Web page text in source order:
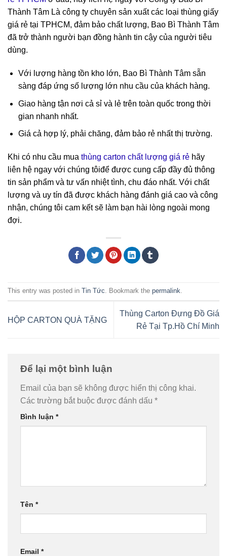
Thành Tâm Là công ty chuyên sản xuất các loại thùng giấy
giá rẻ tại TPHCM, đảm bảo chất lượng, Bao Bì Thành Tâm
đã trở thành người bạn đồng hành tin cậy của người tiêu
dùng.
Với lượng hàng tồn kho lớn, Bao Bì Thành Tâm sẵn
sàng đáp ứng số lượng lớn nhu cầu của khách hàng.
Giao hàng tận nơi cả sỉ và lẻ trên toàn quốc trong thời
gian nhanh nhất.
Giá cả hợp lý, phải chăng, đảm bảo rẻ nhất thị trường.
Khi có nhu cầu mua thùng carton chất lượng giá rẻ hãy
liên hệ ngay với chúng tôiđể được cung cấp đầy đủ thông
tin sản phẩm và tư vấn nhiệt tình, chu đáo nhất. Với chất
lượng và uy tín đã được khách hàng đánh giá cao và công
nhận, chúng tôi cam kết sẽ làm bạn hài lòng ngoài mong
đợi.
This entry was posted in Tin Tức. Bookmark the permalink.
HỘP CARTON QUÀ TẶNG
Thùng Carton Đựng Đồ Giá
Rẻ Tại Tp.Hồ Chí Minh
Để lại một bình luận
Email của bạn sẽ không được hiển thị công khai.
Các trường bắt buộc được đánh dấu *
Bình luận *
Tên *
Email *